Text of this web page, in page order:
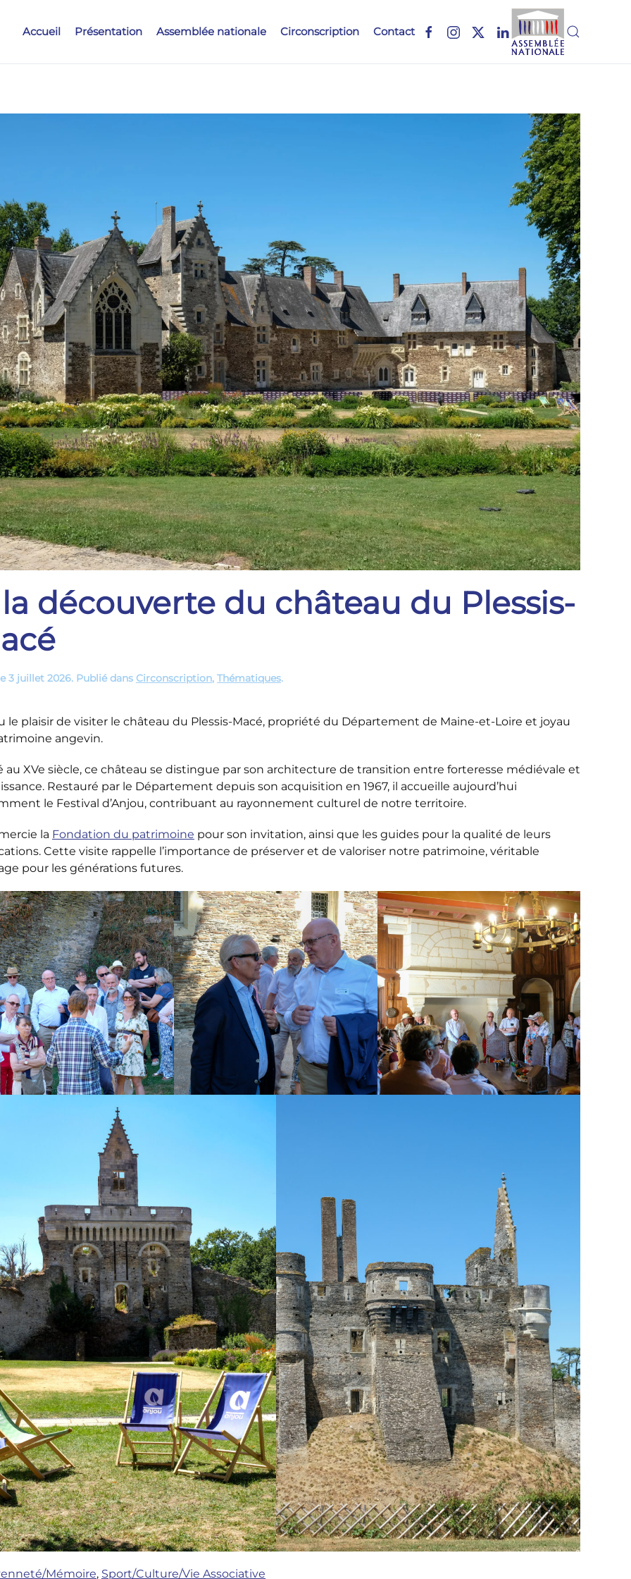
Accueil Présentation Assemblée nationale Circonscription Contact
découverte du château du Plessis-
3 juillet 2026. Publié dans Circonscription, Thématiques.
le plaisir de visiter le château du Plessis-Macé, propriété du Département de Maine-et-Loire et joyau
angevin.
au XVe siècle, ce château se distingue par son architecture de transition entre forteresse médiévale et
Restauré par le Département depuis son acquisition en 1967, il accueille aujourd’hui
le Festival d’Anjou, contribuant au rayonnement culturel de notre territoire.
la Fondation du patrimoine pour son invitation, ainsi que les guides pour la qualité de leurs
Cette visite rappelle l’importance de préserver et de valoriser notre patrimoine, véritable
pour les générations futures.
Mémoire, Sport/Culture/Vie Associative